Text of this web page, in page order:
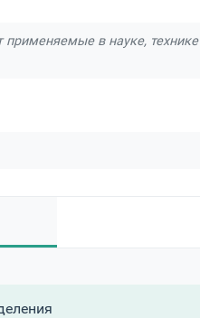
применяемые в науке,